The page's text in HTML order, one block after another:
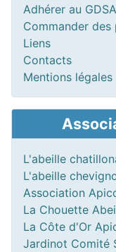
Adhérer au
Commander
Liens
Contacts
Mentions légales
L'abeille
L'abeille
Association
La Chouette
La Côte d'Or
Jardinot Comité